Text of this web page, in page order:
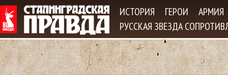
ИСТОРИЯ ГЕРОИ
АРМИЯ
РУССКАЯ ЗВЕЗДА